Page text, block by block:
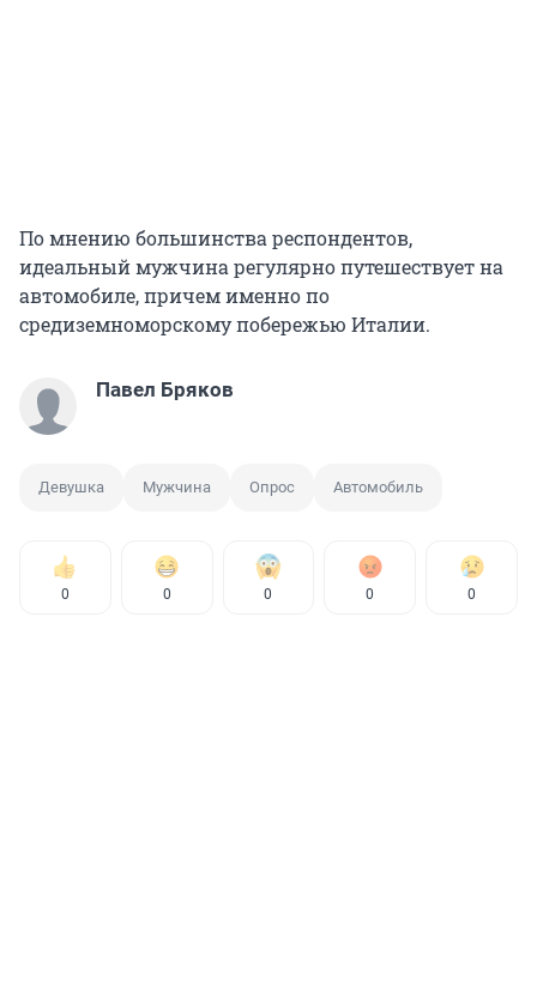
По мнению большинства респондентов,
идеальный мужчина регулярно путешествует на
автомобиле, причем именно по
средиземноморскому побережью Италии.
Павел Бряков
Девушка Мужчина Опрос Автомобиль
0 0 0 0 0